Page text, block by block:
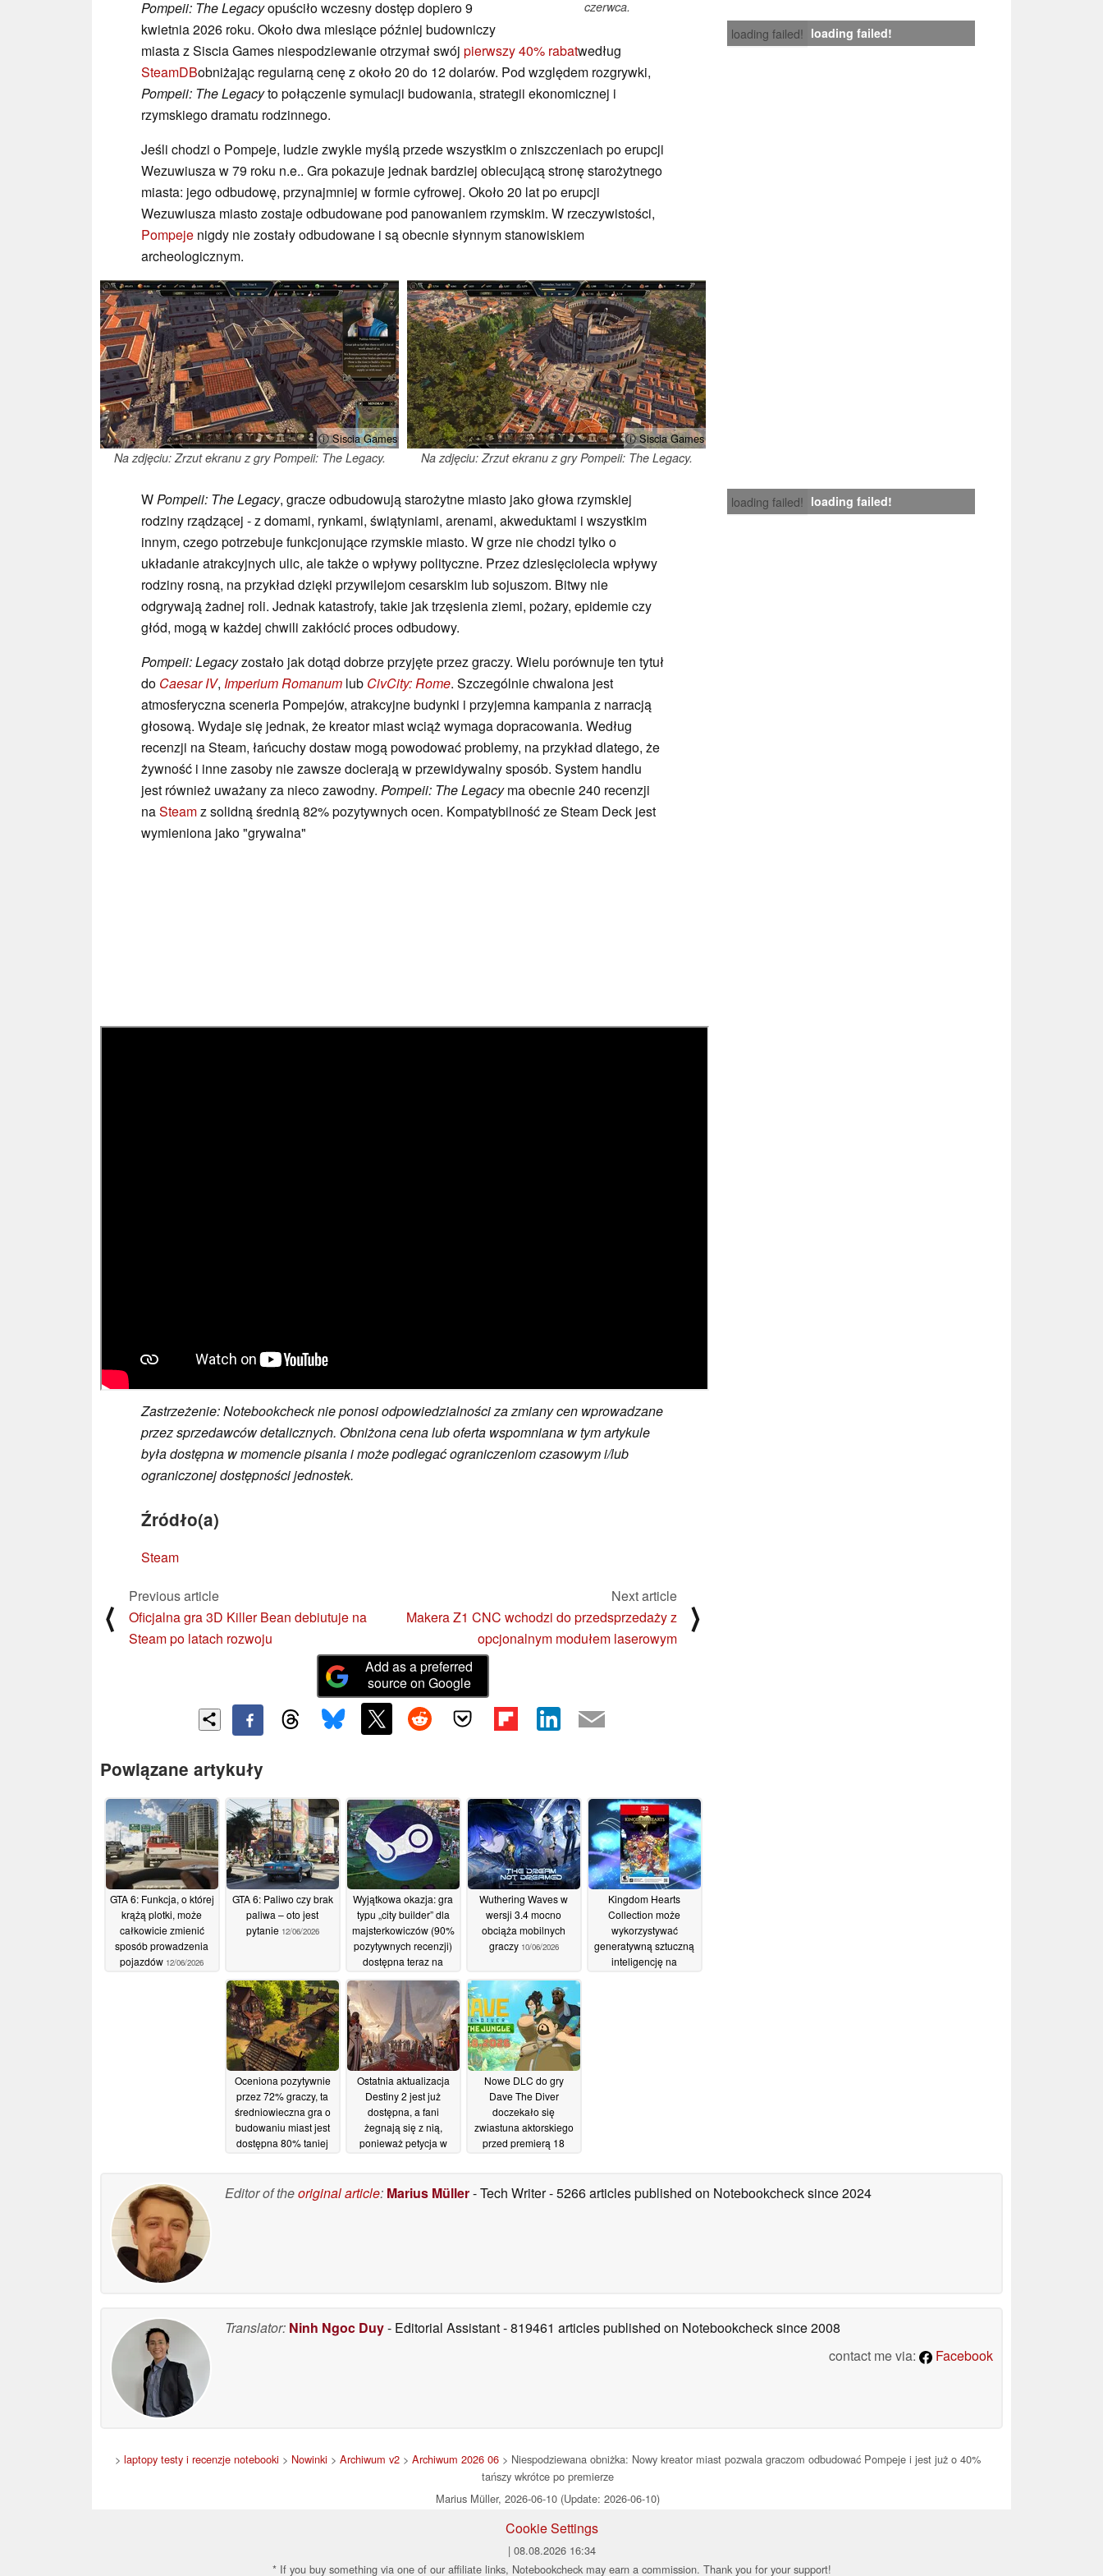
czerwca.
loading failed! loading failed!
Pompeii: The Legacyopuściło wczesny dostęp dopiero 9
kwietnia 2026 roku. Około dwa miesiące później budowniczy
miasta z Siscia Games niespodziewanie otrzymał swój pierwszy 40% rabatwedług
SteamDBobniżając regularną cenę z około 20 do 12 dolarów. Pod względem rozgrywki,
Pompeii: The Legacyto połączenie symulacji budowania, strategii ekonomicznej i
rzymskiego dramatu rodzinnego.
Jeśli chodzi o Pompeje, ludzie zwykle myślą przede wszystkim o zniszczeniach po erupcji
Wezuwiusza w 79 roku n.e.. Gra pokazuje jednak bardziej obiecującą stronę starożytnego
miasta: jego odbudowę, przynajmniej w formie cyfrowej. Około 20 lat po erupcji
Wezuwiusza miasto zostaje odbudowane pod panowaniem rzymskim. W rzeczywistości,
Pompeje nigdy nie zostały odbudowane i są obecnie słynnym stanowiskiem
archeologicznym.
ⓘ Siscia Games
Na zdjęciu: Zrzut ekranu z gry Pompeii: The Legacy.
ⓘ Siscia Games
Na zdjęciu: Zrzut ekranu z gry Pompeii: The Legacy.
loading failed! loading failed!
WPompeii: The Legacy, gracze odbudowują starożytne miasto jako głowa rzymskiej
rodziny rządzącej - z domami, rynkami, świątyniami, arenami, akweduktami i wszystkim
innym, czego potrzebuje funkcjonujące rzymskie miasto. W grze nie chodzi tylko o
układanie atrakcyjnych ulic, ale także o wpływy polityczne. Przez dziesięciolecia wpływy
rodziny rosną, na przykład dzięki przywilejom cesarskim lub sojuszom. Bitwy nie
odgrywają żadnej roli. Jednak katastrofy, takie jak trzęsienia ziemi, pożary, epidemie czy
głód, mogą w każdej chwili zakłócić proces odbudowy.
Pompeii: Legacyzostało jak dotąd dobrze przyjęte przez graczy. Wielu porównuje ten tytuł
do Caesar IV, Imperium Romanum lub CivCity: Rome. Szczególnie chwalona jest
atmosferyczna sceneria Pompejów, atrakcyjne budynki i przyjemna kampania z narracją
głosową. Wydaje się jednak, że kreator miast wciąż wymaga dopracowania. Według
recenzji na Steam, łańcuchy dostaw mogą powodować problemy, na przykład dlatego, że
żywność i inne zasoby nie zawsze docierają w przewidywalny sposób. System handlu
jest również uważany za nieco zawodny. Pompeii: The Legacyma obecnie 240 recenzji
naSteamz solidną średnią 82% pozytywnych ocen. Kompatybilność ze Steam Deck jest
wymieniona jako "grywalna"
Zastrzeżenie: Notebookcheck nie ponosi odpowiedzialności za zmiany cen wprowadzane
przez sprzedawców detalicznych. Obniżona cena lub oferta wspomniana w tym artykule
była dostępna w momencie pisania i może podlegać ograniczeniom czasowym i/lub
ograniczonej dostępności jednostek.
Źródło(a)
Steam
⟨
Previous article
Oficjalna gra 3D Killer Bean debiutuje na
Steam po latach rozwoju
Next article
Makera Z1 CNC wchodzi do przedsprzedaży z
opcjonalnym modułem laserowym
⟩
Add as a preferred
source on Google
Powiązane artykuły
GTA 6: Funkcja, o której
krążą plotki, może
całkowicie zmienić
sposób prowadzenia
pojazdów 12/06/2026
GTA 6: Paliwo czy brak
paliwa – oto jest
pytanie 12/06/2026
Wyjątkowa okazja: gra
typu „city builder” dla
majsterkowiczów (90%
pozytywnych recenzji)
dostępna teraz na
dolary
11/06/2026
Wuthering Waves w
wersji 3.4 mocno
obciąża mobilnych
graczy 10/06/2026
Kingdom Hearts
Collection może
wykorzystywać
generatywną sztuczną
inteligencję na
Oceniona pozytywnie
przez 72% graczy, ta
średniowieczna gra o
budowaniu miast jest
dostępna 80% taniej
Ostatnia aktualizacja
Destiny 2 jest już
dostępna, a fani
żegnają się z nią,
ponieważ petycja w
podpisów10/06/2026
Nowe DLC do gry
Dave The Diver
doczekało się
zwiastuna aktorskiego
przed premierą 18
Editor of theoriginal article: Marius Müller- Tech Writer- 5266 articles published on Notebookchecksince 2024
Translator: Ninh Ngoc Duy- Editorial Assistant- 819461 articles published on Notebookchecksince 2008
contact me via:
Facebook
> laptopy testy i recenzje notebooki > Nowinki > Archiwum v2> Archiwum 2026 06> Niespodziewana obniżka: Nowy kreator miast pozwala graczom odbudować Pompeje i jest już o 40%
tańszy wkrótce po premierze
Marius Müller, 2026-06-10 (Update: 2026-06-10)
Cookie Settings
| 08.08.2026 16:34
* If you buy something via one of our affiliate links, Notebookcheck may earn a commission. Thank you for your support!